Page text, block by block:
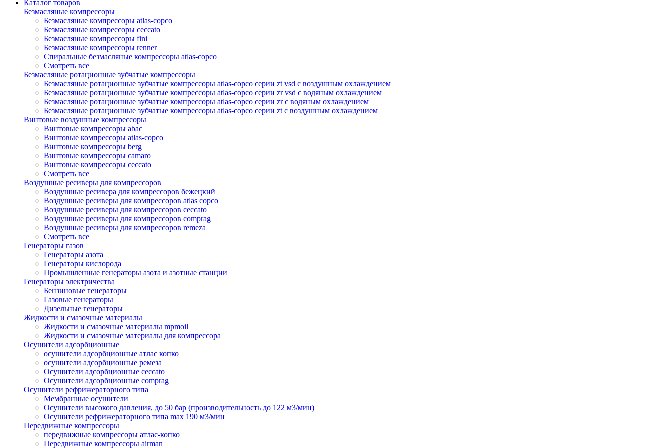
Каталог товаров
Безмасляные компрессоры
Безмасляные компрессоры atlas-copco
Безмасляные компрессоры ceccato
Безмасляные компрессоры fini
Безмасляные компрессоры renner
Спиральные безмасляные компрессоры atlas-copco
Смотреть все
Безмасляные ротационные зубчатые компрессоры
Безмасляные ротационные зубчатые компрессоры atlas-copco серии zt vsd с воздушным охлаждением
Безмасляные ротационные зубчатые компрессоры atlas-copco серии zr vsd с водяным охлаждением
Безмасляные ротационные зубчатые компрессоры atlas-copco серии zr с водяным охлаждением
Безмасляные ротационные зубчатые компрессоры atlas-copco серии zt с воздушным охлаждением
Винтовые воздушные компрессоры
Винтовые компрессоры abac
Винтовые компрессоры atlas-copco
Винтовые компрессоры berg
Винтовые компрессоры camaro
Винтовые компрессоры ceccato
Смотреть все
Воздушные ресиверы для компрессоров
Воздушные ресивера для компрессоров бежецкий
Воздушные ресиверы для компрессоров atlas copco
Воздушные ресиверы для компрессоров ceccato
Воздушные ресиверы для компрессоров comprag
Воздушные ресиверы для компрессоров remeza
Смотреть все
Генераторы газов
Генераторы азота
Генераторы кислорода
Промышленные генераторы азота и азотные станции
Генераторы электричества
Бензиновые генераторы
Газовые генераторы
Дизельные генераторы
Жидкости и смазочные материалы
Жидкости и смазочные материалы mpmoil
Жидкости и смазочные материалы для компрессора
Осушители адсорбционные
осушители адсорбционные атлас копко
осушители адсорбционные ремеза
Осушители адсорбционные ceccato
Осушители адсорбционные comprag
Осушители рефрижераторного типа
Мембранные осушители
Осушители высокого давления, до 50 бар (производительность до 122 м3/мин)
Осушители рефрижераторного типа max 190 м3/мин
Передвижные компрессоры
передвижные компрессоры атлас-копко
Передвижные компрессоры airman